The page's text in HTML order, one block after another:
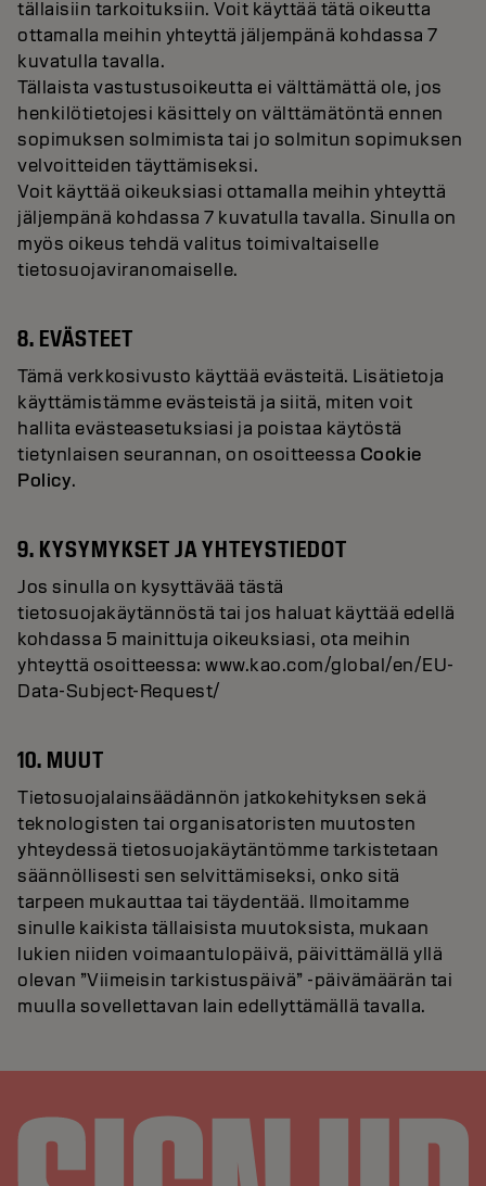
tällaisiin tarkoituksiin. Voit käyttää tätä oikeutta
ottamalla meihin yhteyttä jäljempänä kohdassa 7
kuvatulla tavalla.
Tällaista vastustusoikeutta ei välttämättä ole, jos
henkilötietojesi käsittely on välttämätöntä ennen
sopimuksen solmimista tai jo solmitun sopimuksen
velvoitteiden täyttämiseksi.
Voit käyttää oikeuksiasi ottamalla meihin yhteyttä
jäljempänä kohdassa 7 kuvatulla tavalla. Sinulla on
myös oikeus tehdä valitus toimivaltaiselle
tietosuojaviranomaiselle.
8. EVÄSTEET
Tämä verkkosivusto käyttää evästeitä. Lisätietoja
käyttämistämme evästeistä ja siitä, miten voit
hallita evästeasetuksiasi ja poistaa käytöstä
tietynlaisen seurannan, on osoitteessa Cookie
Policy.
9. KYSYMYKSET JA YHTEYSTIEDOT
Jos sinulla on kysyttävää tästä
tietosuojakäytännöstä tai jos haluat käyttää edellä
kohdassa 5 mainittuja oikeuksiasi, ota meihin
yhteyttä osoitteessa: www.kao.com/global/en/EU-
Data-Subject-Request/
10. MUUT
Tietosuojalainsäädännön jatkokehityksen sekä
teknologisten tai organisatoristen muutosten
yhteydessä tietosuojakäytäntömme tarkistetaan
säännöllisesti sen selvittämiseksi, onko sitä
tarpeen mukauttaa tai täydentää. Ilmoitamme
sinulle kaikista tällaisista muutoksista, mukaan
lukien niiden voimaantulopäivä, päivittämällä yllä
olevan ”Viimeisin tarkistuspäivä” -päivämäärän tai
muulla sovellettavan lain edellyttämällä tavalla.